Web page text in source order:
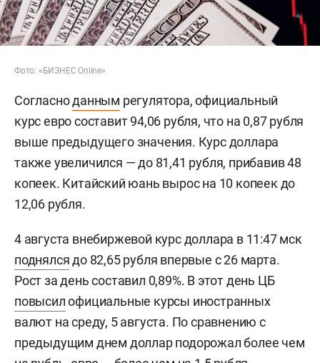
Фото: «БИЗНЕС Online»
Согласноданным регулятора, официальный
курс евро составит 94,06 рубля, что на 0,87 рубля
выше предыдущего значения. Курс доллара
также увеличился — до 81,41 рубля, прибавив 48
копеек. Китайский юань вырос на 10 копеек до
12,06 рубля.
4 августа внебиржевой курс доллара в 11:47 мск
поднялсядо 82,65 рубля впервые с 26 марта.
Рост за день составил 0,89%. В этот день ЦБ
повысилофициальные курсы иностранных
валют на среду, 5 августа. По сравнению с
предыдущим днем доллар подорожал более чем